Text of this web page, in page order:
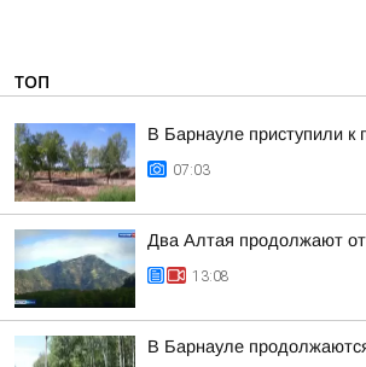
ТОП
В Барнауле приступили к
07:03
Два Алтая продолжают
13:08
В Барнауле